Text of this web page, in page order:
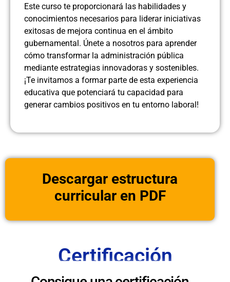
Este curso te proporcionará las habilidades y
conocimientos necesarios para liderar iniciativas
exitosas de mejora continua en el ámbito
gubernamental. Únete a nosotros para aprender
cómo transformar la administración pública
mediante estrategias innovadoras y sostenibles.
¡Te invitamos a formar parte de esta experiencia
educativa que potenciará tu capacidad para
generar cambios positivos en tu entorno laboral!
Descargar estructura
curricular en PDF
Certificación